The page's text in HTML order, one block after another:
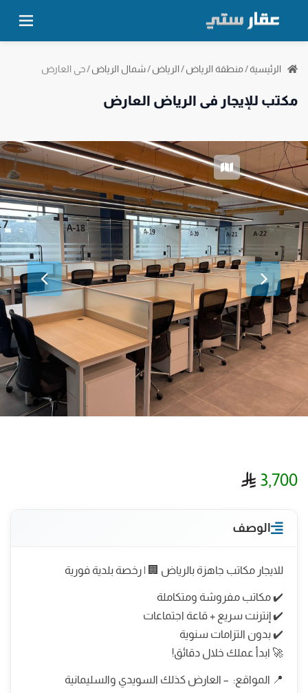
الرئيسية/منطقة الرياض/الرياض/شمال الرياض/حي العارض
مكتب للإيجار في الرياض العارض
3,700
الوصف
للايجار مكاتب جاهزة بالرياض 🏢 | رخصة بلدية فورية
✔️ مكاتب مفروشة ومتكاملة
✔️ إنترنت سريع + قاعة اجتماعات
✔️ بدون التزامات سنوية
🚀 ابدأ عملك خلال دقائق!
📍 المواقع: – العارض كذلك السويدي والسليمانية